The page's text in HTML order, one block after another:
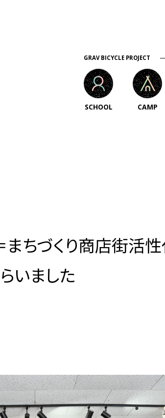
GRAV BICYCLE PROJECT
SCHOOL CAMP
まちづくり商店街活
いました